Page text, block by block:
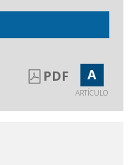
PDF A
ARTÍCULO